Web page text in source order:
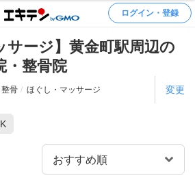
ログイン・登録
サージ】黄金町駅周辺の
・整骨院
骨 ほぐし・マッサージ 変更